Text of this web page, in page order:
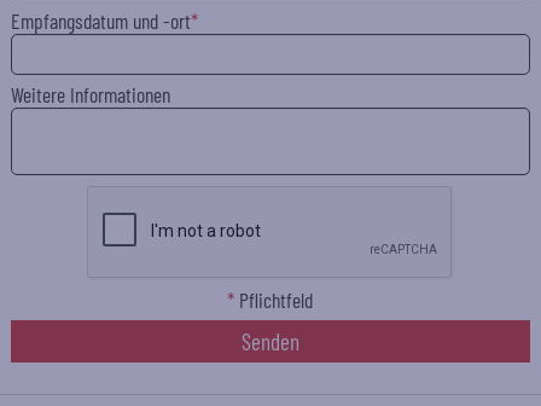
Empfangsdatum und -ort
Weitere Informationen
* Pflichtfeld
Senden